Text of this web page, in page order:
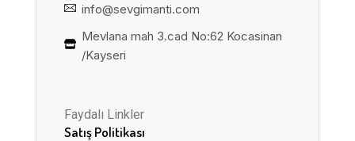
info@sevgimanti.com
Mevlana mah 3.cad No:62 Kocasinan
/Kayseri
Faydalı Linkler
Satış Politikası